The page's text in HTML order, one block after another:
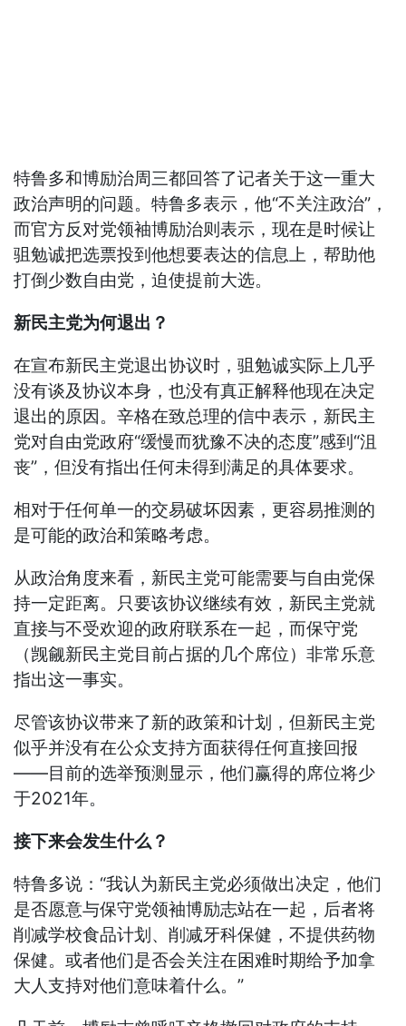
特鲁多和博励治周三都回答了记者关于这一重大
政治声明的问题。特鲁多表示，他“不关注政治”，
而官方反对党领袖博励治则表示，现在是时候让
驵勉诚把选票投到他想要表达的信息上，帮助他
打倒少数自由党，迫使提前大选。
新民主党为何退出？
在宣布新民主党退出协议时，驵勉诚实际上几乎
没有谈及协议本身，也没有真正解释他现在决定
退出的原因。辛格在致总理的信中表示，新民主
党对自由党政府“缓慢而犹豫不决的态度”感到“沮
丧”，但没有指出任何未得到满足的具体要求。
相对于任何单一的交易破坏因素，更容易推测的
是可能的政治和策略考虑。
从政治角度来看，新民主党可能需要与自由党保
持一定距离。只要该协议继续有效，新民主党就
直接与不受欢迎的政府联系在一起，而保守党
（觊觎新民主党目前占据的几个席位）非常乐意
指出这一事实。
尽管该协议带来了新的政策和计划，但新民主党
似乎并没有在公众支持方面获得任何直接回报
——目前的选举预测显示，他们赢得的席位将少
于2021年。
接下来会发生什么？
特鲁多说：“我认为新民主党必须做出决定，他们
是否愿意与保守党领袖博励志站在一起，后者将
削减学校食品计划、削减牙科保健，不提供药物
保健。或者他们是否会关注在困难时期给予加拿
大人支持对他们意味着什么。”